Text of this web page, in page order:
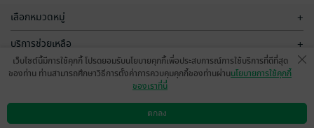
เลือกหมวดหมู่ +
บริการช่วยเหลือ +
เกี่ยวกับเรา
ดาวน์โหลดแอป วิธีการใช้งาน ติดต่อเรา
เว็บไซต์นี้มีการใช้คุกกี้ โปรดยอมรับนโยบายคุกกี้เพื่อประสบการณ์การใช้บริการที่ดีที่สุด
ของท่าน ท่านสามารถศึกษาวิธีการตั้งค่าการควบคุมคุกกี้ของท่านผ่านนโยบายการใช้คุกกี้
ของเราที่นี่
ตกลง